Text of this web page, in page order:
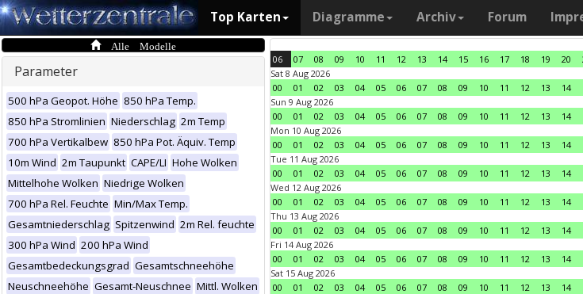
Top Karten Diagramme Archiv Forum
Alle Modelle
Parameter
500 hPa Geopot. Höhe 850 hPa Temp.
850 hPa Stromlinien Niederschlag 2m Temp
700 hPa Vertikalbew 850 hPa Pot. Äquiv. Temp
10m Wind 2m Taupunkt CAPE/LI Hohe Wolken
Mittelhohe Wolken Niedrige Wolken
700 hPa Rel. Feuchte Min/Max Temp.
Gesamtniederschlag Spitzenwind 2m Rel. feuchte
300 hPa Wind 200 hPa Wind
Gesamtbedeckungsgrad Gesamtschneehöhe
Neuschneehöhe Gesamt-Neuschnee Mittl. Wolken
06 07 08 09 10 11 12 13 14 15 16 17 18 19 20
Sat 8 Aug 2026
00
01 02 03 04 05 06 07 08 09 10 11 12 13 14
Sun 9 Aug 2026
00
01 02 03 04 05 06 07 08 09 10 11 12 13 14
Mon 10 Aug 2026
00
01 02 03 04 05 06 07 08 09 10 11 12 13 14
Tue 11 Aug 2026
00
01 02 03 04 05 06 07 08 09 10 11 12 13 14
Wed 12 Aug 2026
00
01 02 03 04 05 06 07 08 09 10 11 12 13 14
Thu 13 Aug 2026
00
01 02 03 04 05 06 07 08 09 10 11 12 13 14
Fri 14 Aug 2026
00
01 02 03 04 05 06 07 08 09 10 11 12 13 14
Sat 15 Aug 2026
00
01 02 03 04 05 06 07 08 09 10 11 12 13 14